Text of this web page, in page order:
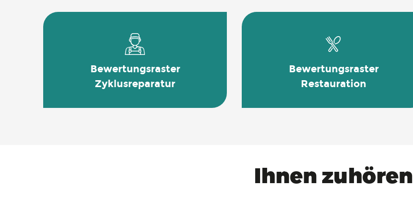
Bewertungsraster
Zyklusreparatur
Bewertungsraster
Restauration
Ihnen zuhören